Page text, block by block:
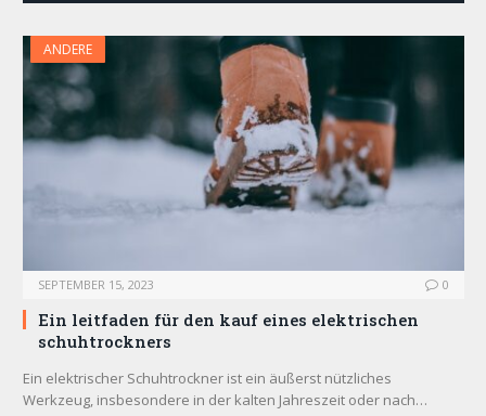
ANDERE
SEPTEMBER 15, 2023 0
Ein leitfaden für den kauf eines elektrischen
schuhtrockners
Ein elektrischer Schuhtrockner ist ein äußerst nützliches
Werkzeug, insbesondere in der kalten Jahreszeit oder nach…